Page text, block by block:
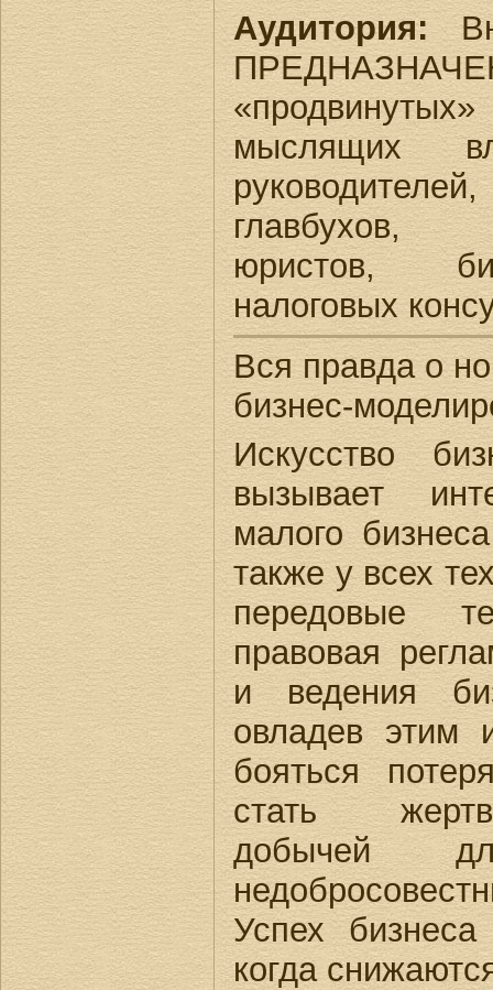
Аудитория:
мыслящих
главбухов,
юристов,
налоговых
Вся правда о
бизнес-
Искусство
вызывает
малого
также у всех
передовые
правовая
и ведения
овладев этим
бояться
стать
добычей
Успех бизнеса
когда